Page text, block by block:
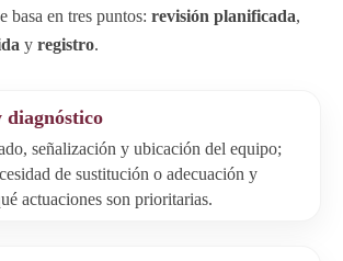
basa en tres puntos: revisión planificada,
y registro.
diagnóstico
señalización y ubicación del equipo;
de sustitución o adecuación y
actuaciones son prioritarias.